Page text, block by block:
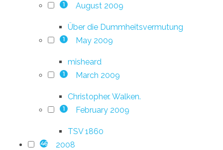
1 August 2009
Über die Dummheitsvermutung
1 May 2009
misheard
1 March 2009
Christopher. Walken.
1 February 2009
TSV 1860
46 2008